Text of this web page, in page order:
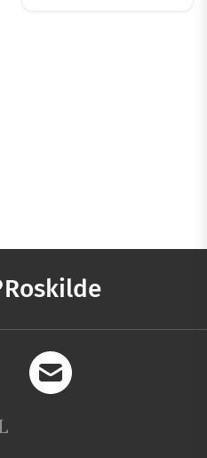
Roskilde